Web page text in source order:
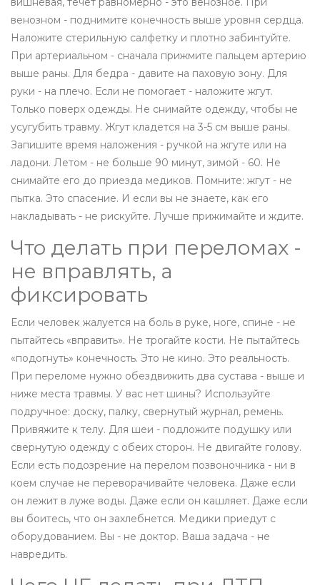
венозном - поднимите конечность выше уровня сердца.
Наложите стерильную салфетку и плотно забинтуйте.
При артериальном - сначала прижмите пальцем артерию
выше раны. Для бедра - давите на паховую зону. Для
руки - на плечо. Если не помогает - наложите жгут.
Только поверх одежды. Не снимайте одежду, чтобы не
усугубить травму. Жгут кладется на 3-5 см выше раны.
Запишите время наложения - ручкой на жгуте или на
ладони. Летом - не больше 90 минут, зимой - 60. Не
снимайте его до приезда медиков. Помните: жгут - не
пытка. Это спасение. И если вы не знаете, как его
накладывать - не рискуйте. Лучше прижимайте и ждите.
Что делать при переломах -
не вправлять, а
фиксировать
Если человек жалуется на боль в руке, ноге, спине - не
пытайтесь «вправить». Не трогайте кости. Не пытайтесь
«подогнуть» конечность. Это не кино. Это реальность.
При переломе нужно обездвижить два сустава - выше и
ниже места травмы. У вас нет шины? Используйте
подручное: доску, палку, свернутый журнал, ремень.
Привяжите к телу. Для шеи - подложите подушку или
свернутую одежду с обеих сторон. Не двигайте голову.
Если есть подозрение на перелом позвоночника - ни в
коем случае не переворачивайте человека. Даже если
он лежит в луже воды. Даже если он кашляет. Даже если
вы боитесь, что он захлебнется. Медики приедут с
оборудованием. Вы - не доктор. Ваша задача - не
навредить.